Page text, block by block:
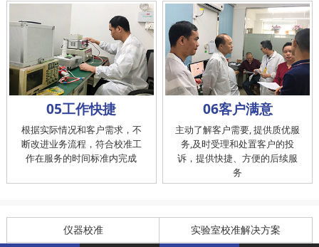
05工作快捷
根据实际情况和客户需求，不
断改进业务流程，符合校准工
作在服务的时间标准内完成
06客户满意
主动了解客户需要, 提供质优服
务,及时受理和处置客户的投
诉，提供快捷、方便的后续服
务
仪器校准 实验室校准解决方案